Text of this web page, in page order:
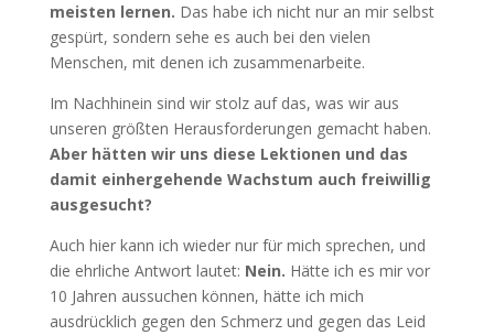
meisten lernen. Das habe ich nicht nur an mir selbst
gespürt, sondern sehe es auch bei den vielen
Menschen, mit denen ich zusammenarbeite.
Im Nachhinein sind wir stolz auf das, was wir aus
unseren größten Herausforderungen gemacht haben.
Aber hätten wir uns diese Lektionen und das
damit einhergehende Wachstum auch freiwillig
ausgesucht?
Auch hier kann ich wieder nur für mich sprechen, und
die ehrliche Antwort lautet: Nein. Hätte ich es mir vor
10 Jahren aussuchen können, hätte ich mich
ausdrücklich gegen den Schmerz und gegen das Leid